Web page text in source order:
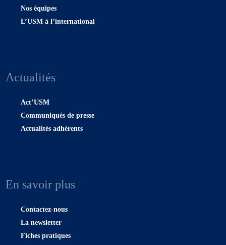
Nos équipes
L’USM à l’international
Actualités
Act’USM
Communiqués de presse
Actualités adhérents
En savoir plus
Contactez-nous
La newsletter
Fiches pratiques